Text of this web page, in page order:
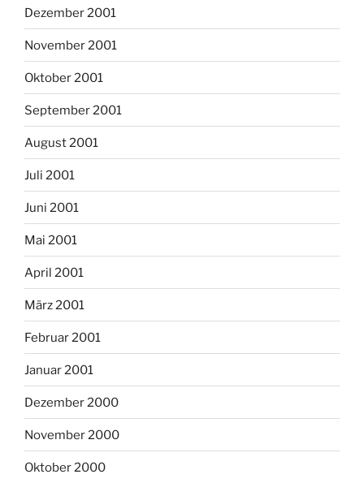
Dezember 2001
November 2001
Oktober 2001
September 2001
August 2001
Juli 2001
Juni 2001
Mai 2001
April 2001
März 2001
Februar 2001
Januar 2001
Dezember 2000
November 2000
Oktober 2000